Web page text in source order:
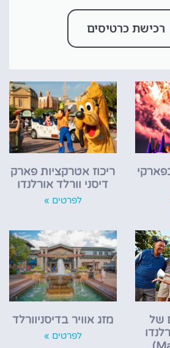
רכישת כרטיסים
ריכוז אטרקציות פארק
דיסני וורלד אורלנדו
לפרטים »
של
מזג אוויר בדיסניוורלד
לפרטים »